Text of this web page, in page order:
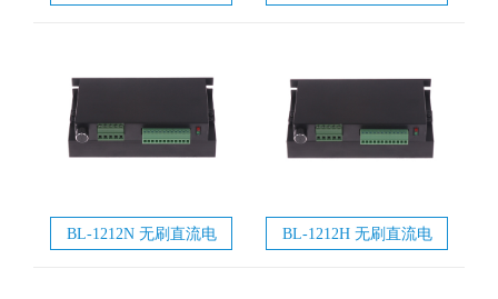
BL-1212N 无刷直流电
BL-1212H 无刷直流电